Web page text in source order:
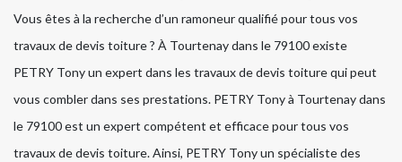
Vous êtes à la recherche d’un ramoneur qualifié pour tous vos
travaux de devis toiture ? À Tourtenay dans le 79100 existe
PETRY Tony un expert dans les travaux de devis toiture qui peut
vous combler dans ses prestations. PETRY Tony à Tourtenay dans
le 79100 est un expert compétent et efficace pour tous vos
travaux de devis toiture. Ainsi, PETRY Tony un spécialiste des